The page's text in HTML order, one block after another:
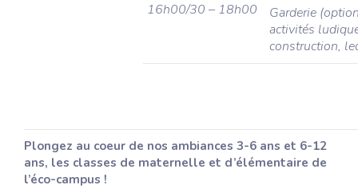
16h00/30 – 18h00
Garderie
activités
construction,
Plongez au coeur de nos ambiances 3-6 ans et 6-12
ans, les classes de maternelle et d’élémentaire de
l’éco-campus !